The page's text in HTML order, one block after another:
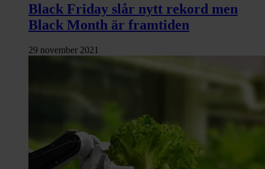
Black Friday slår nytt rekord men
Black Month är framtiden
29 november 2021